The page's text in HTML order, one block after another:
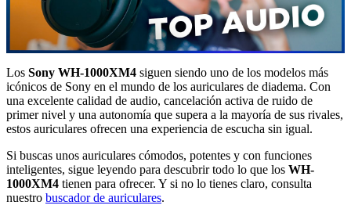
Los Sony WH-1000XM4 siguen siendo uno de los modelos más
icónicos de Sony en el mundo de los auriculares de diadema. Con
una excelente calidad de audio, cancelación activa de ruido de
primer nivel y una autonomía que supera a la mayoría de sus rivales,
estos auriculares ofrecen una experiencia de escucha sin igual.
Si buscas unos auriculares cómodos, potentes y con funciones
inteligentes, sigue leyendo para descubrir todo lo que los WH-
1000XM4 tienen para ofrecer. Y si no lo tienes claro, consulta
nuestro buscador de auriculares.